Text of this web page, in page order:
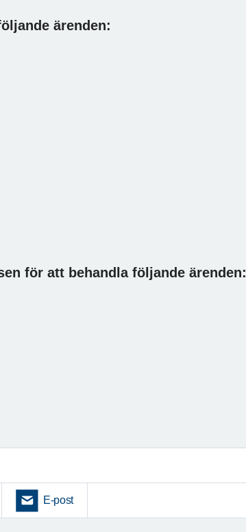
ärenden:
för att behandla följande ärenden:
E-post